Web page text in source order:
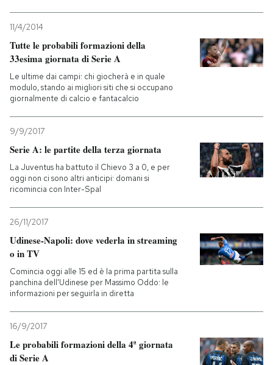
11/4/2014
Tutte le probabili formazioni della
33esima giornata di Serie A
Le ultime dai campi: chi giocherà e in quale
modulo, stando ai migliori siti che si occupano
giornalmente di calcio e fantacalcio
9/9/2017
Serie A: le partite della terza giornata
La Juventus ha battuto il Chievo 3 a 0, e per
oggi non ci sono altri anticipi: domani si
ricomincia con Inter-Spal
26/11/2017
Udinese-Napoli: dove vederla in streaming
o in TV
Comincia oggi alle 15 ed è la prima partita sulla
panchina dell'Udinese per Massimo Oddo: le
informazioni per seguirla in diretta
16/9/2017
Le probabili formazioni della 4ª giornata
di Serie A